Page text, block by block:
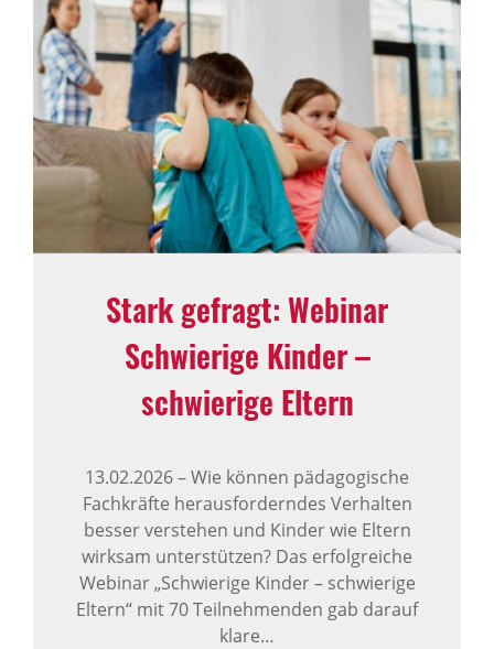
Stark gefragt: Webinar
Schwierige Kinder –
schwierige Eltern
13.02.2026–Wie können pädagogische
Fachkräfte herausforderndes Verhalten
besser verstehen und Kinder wie Eltern
wirksam unterstützen? Das erfolgreiche
Webinar „Schwierige Kinder – schwierige
Eltern“ mit 70 Teilnehmenden gab darauf
klare…